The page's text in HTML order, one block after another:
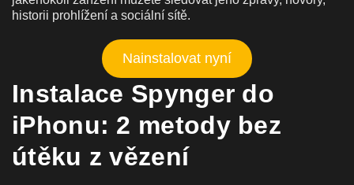
historii prohlížení a sociální sítě.
Nainstalovat nyní
Instalace Spynger do
iPhonu: 2 metody bez
útěku z vězení